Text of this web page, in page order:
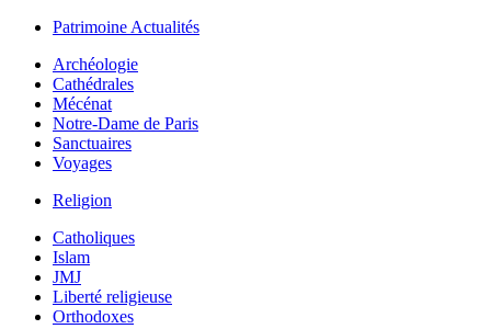
Patrimoine Actualités
Archéologie
Cathédrales
Mécénat
Notre-Dame de Paris
Sanctuaires
Voyages
Religion
Catholiques
Islam
JMJ
Liberté religieuse
Orthodoxes